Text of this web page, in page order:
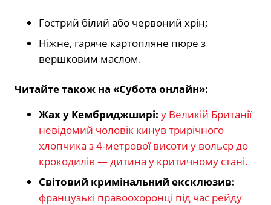
Гострий білий або червоний хрін;
Ніжне, гаряче картопляне пюре з
вершковим маслом.
Читайте також на «Субота онлайн»:
Жах у Кембриджширі: у Великій Британії
невідомий чоловік кинув трирічного
хлопчика з 4-метрової висоти у вольєр до
крокодилів — дитина у критичному стані.
Світовий кримінальний ексклюзив:
французькі правоохоронці під час рейду